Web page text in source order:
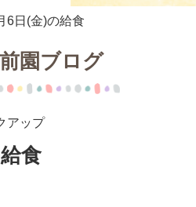
6日(金)の給食
園ブログ
アップ
食